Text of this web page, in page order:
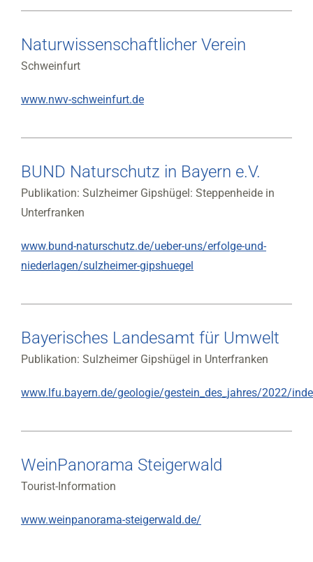
Naturwissenschaftlicher Verein
Schweinfurt
www.nwv-schweinfurt.de
BUND Naturschutz in Bayern e.V.
Publikation: Sulzheimer Gipshügel: Steppenheide in
Unterfranken
www.bund-naturschutz.de/ueber-uns/erfolge-und-
niederlagen/sulzheimer-gipshuegel
Bayerisches Landesamt für Umwelt
Publikation: Sulzheimer Gipshügel in Unterfranken
www.lfu.bayern.de/geologie/gestein_des_jahres/2022/
WeinPanorama Steigerwald
Tourist-Information
www.weinpanorama-steigerwald.de/